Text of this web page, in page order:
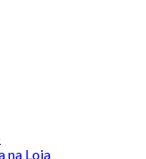
na Loja